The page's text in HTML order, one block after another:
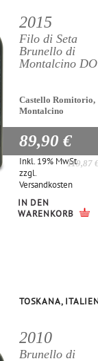
2015
Filo di Seta
Brunello di
Montalcino
Castello Romitorio,
Montalcino
89,90 €
119,87
Inkl. 19% MwSt.
zzgl.
Versandkosten
IN DEN
WARENKORB
TOSKANA,
2010
Brunello di